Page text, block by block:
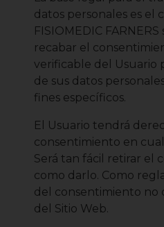
datos personales es el
FISIOMEDIC
recabar el
verificable del Usuario
de sus datos
fines específicos.
El Usuario tendrá
consentimiento en
Será tan fácil retirar el
como darlo. Como
del consentimiento no
del Sitio Web.